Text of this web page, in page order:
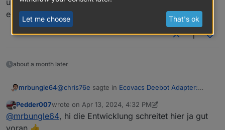
übernommen. Hätte das beim T20 dann ebenfalls
erwartet.
1
about a month later
mrbungle64@chris76e sagte in Ecovacs Deebot Adapter:
@ mrbungle64sagte inEcovacs Deebot
Offline
Pedder007wrote on Apr 13, 2024, 4:32 PM
last edited by Pedder007Apr 14, 2024, 11:20 AM
@mrbungle64, hi die Entwicklung schreitet hier ja gut
Let me choose That's ok